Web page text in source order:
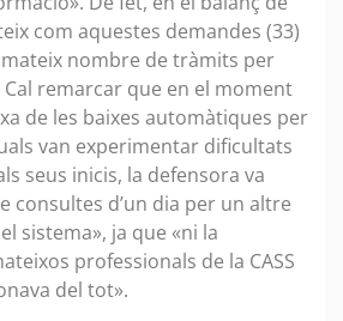
com aquestes demandes (33)
nombre de tràmits per
Cal remarcar que en el moment
de les baixes automàtiques per
van experimentar dificultats
seus inicis, la defensora va
consultes d’un dia per un altre
sistema», ja que «ni la
professionals de la CASS
del tot».